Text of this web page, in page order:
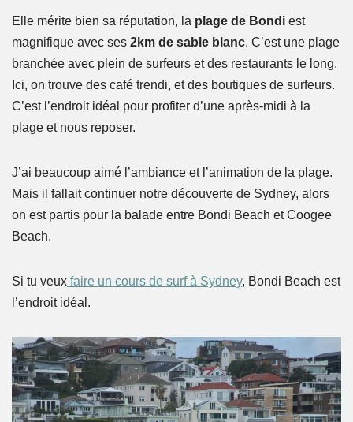
Elle mérite bien sa réputation, la plage de Bondi est
magnifique avec ses 2km de sable blanc. C’est une plage
branchée avec plein de surfeurs et des restaurants le long.
Ici, on trouve des café trendi, et des boutiques de surfeurs.
C’est l’endroit idéal pour profiter d’une après-midi à la
plage et nous reposer.
J’ai beaucoup aimé l’ambiance et l’animation de la plage.
Mais il fallait continuer notre découverte de Sydney, alors
on est partis pour la balade entre Bondi Beach et Coogee
Beach.
Si tu veux faire un cours de surf à Sydney, Bondi Beach est
l’endroit idéal.